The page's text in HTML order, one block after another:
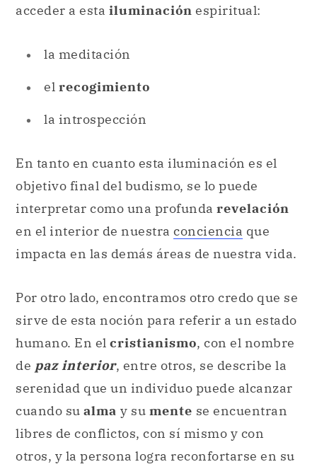
acceder a esta iluminación espiritual:
la meditación
el recogimiento
la introspección
En tanto en cuanto esta iluminación es el
objetivo final del budismo, se lo puede
interpretar como una profunda revelación
en el interior de nuestra conciencia que
impacta en las demás áreas de nuestra vida.
Por otro lado, encontramos otro credo que se
sirve de esta noción para referir a un estado
humano. En el cristianismo, con el nombre
de paz interior, entre otros, se describe la
serenidad que un individuo puede alcanzar
cuando su alma y su mente se encuentran
libres de conflictos, con sí mismo y con
otros, y la persona logra reconfortarse en su